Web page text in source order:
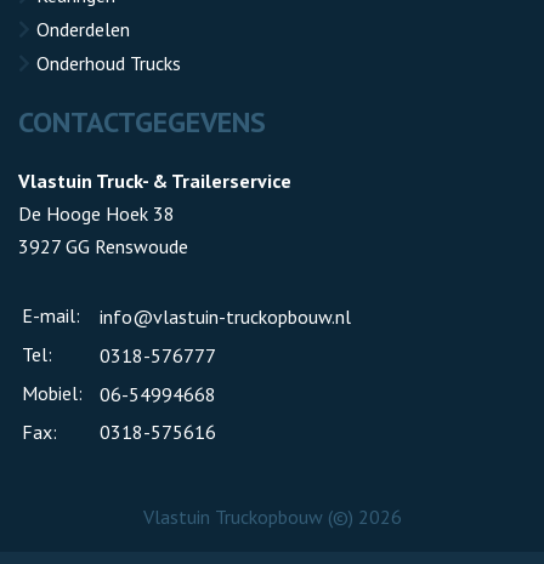
Onderdelen
Onderhoud Trucks
CONTACTGEGEVENS
Vlastuin Truck- & Trailerservice
De Hooge Hoek 38
3927 GG Renswoude
E-mail:
info@vlastuin-truckopbouw.nl
Tel:
0318-576777
Mobiel:
06-54994668
Fax:
0318-575616
Vlastuin Truckopbouw (©) 2026